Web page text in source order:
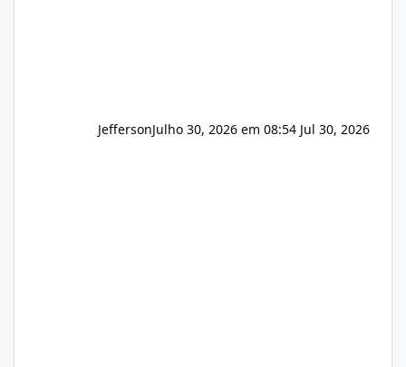
JeffersonJulho 30, 2026 em 08:54 Jul 30, 2026